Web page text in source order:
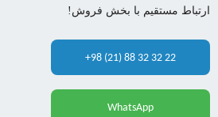
ارتباط مستقیم با بخش فروش!
+98 (21) 88 32 32 22
WhatsApp